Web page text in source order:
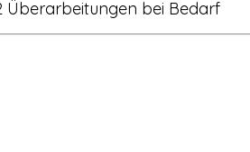
Überarbeitungen bei Bedarf